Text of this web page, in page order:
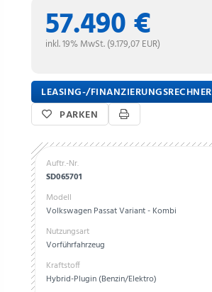
57.490 €
inkl. 19% MwSt. (9.179,07 EUR)
LEASING-/FINANZIERUNGSRECHNER
PARKEN
Auftr.-Nr.
SD065701
Modell
Volkswagen Passat Variant - Kombi
Nutzungsart
Vorführfahrzeug
Kraftstoff
Hybrid-Plugin (Benzin/Elektro)